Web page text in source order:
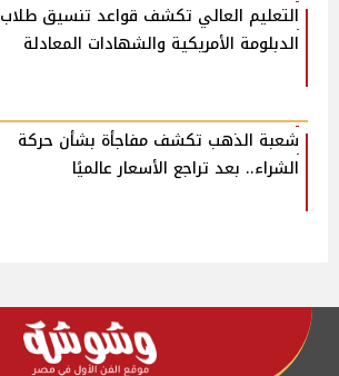
التعليم العالي تكشف قواعد تنسيق طلاب
الدبلومة الأمريكية والشهادات المعادلة
شعبة الذهب تكشف مفاجأة بشأن حركة
الشراء.. بعد تراجع الأسعار عالميًا